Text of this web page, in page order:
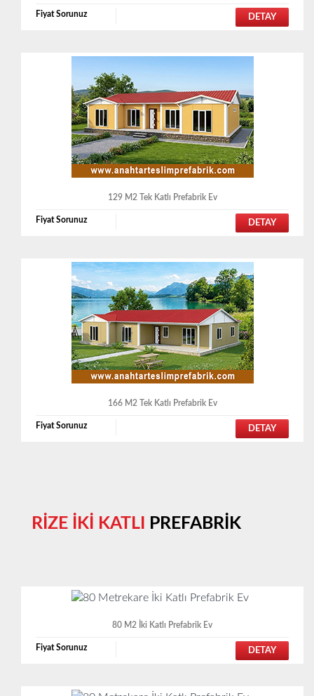
Fiyat Sorunuz DETAY
129 M2 Tek Katlı Prefabrik Ev
Fiyat Sorunuz DETAY
166 M2 Tek Katlı Prefabrik Ev
Fiyat Sorunuz DETAY
RİZE İKİ KATLI PREFABRİK
80 M2 İki Katlı Prefabrik Ev
Fiyat Sorunuz DETAY